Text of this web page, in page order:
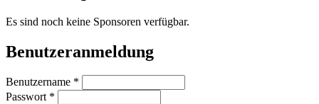
Es sind noch keine Sponsoren verfügbar.
Benutzeranmeldung
Benutzername *
Passwort *